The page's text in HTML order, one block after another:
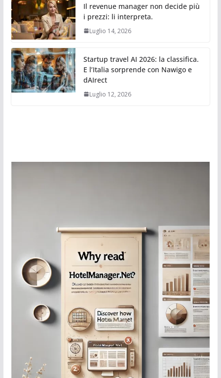
Il revenue manager non decide più
i prezzi: li interpreta.
Luglio 14, 2026
Startup travel AI 2026: la classifica.
E l’Italia sorprende con Nawigo e
dAIrect
Luglio 12, 2026